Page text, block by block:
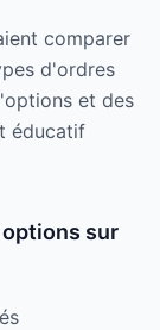
comparer
d'ordres
et des
éducatif
sur